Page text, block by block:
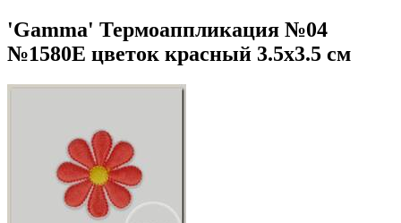
'Gamma' Термоаппликация №04
№1580E цветок красный 3.5х3.5 см